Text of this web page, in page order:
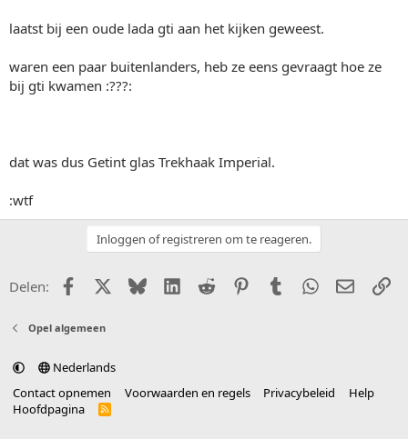
laatst bij een oude lada gti aan het kijken geweest.
waren een paar buitenlanders, heb ze eens gevraagt hoe ze
bij gti kwamen :???:
dat was dus Getint glas Trekhaak Imperial.
:wtf
Inloggen of registreren om te reageren.
Delen: FacebookX (Twitter)
BlueskyLinkedIn
Reddit PinterestTumblr WhatsApp
E-mail
Opel algemeen
Nederlands
Contact opnemen
Voorwaarden en regels Privacybeleid
Help
Hoofdpagina
R